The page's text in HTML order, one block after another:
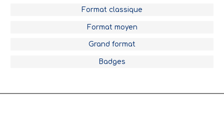
Format classique
Format moyen
Grand format
Badges